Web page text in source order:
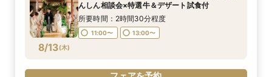
8/13(木)
んしん相談会×特選牛＆デザート試食付
所要時間：2時間30分程度
11:00〜 13:00〜